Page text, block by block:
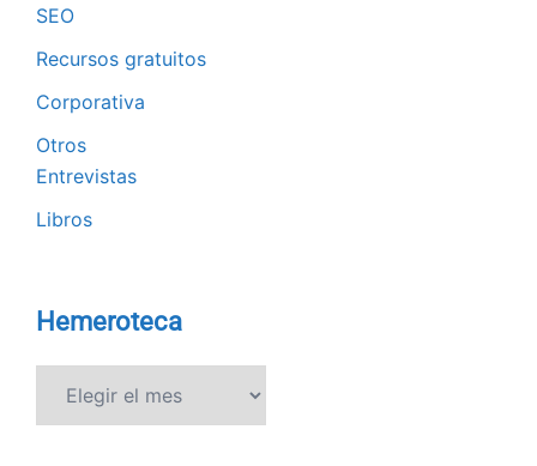
SEO
Recursos gratuitos
Corporativa
Otros
Entrevistas
Libros
Hemeroteca